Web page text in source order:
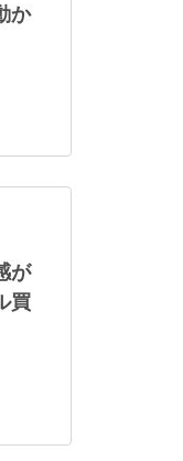
か
が
買